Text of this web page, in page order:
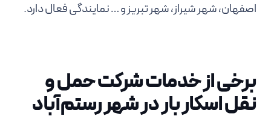
اصفهان، شهر شیراز، شهر تبریز و … نمایندگی فعال دارد.
برخی از خدمات شرکت حمل و
نقل اسکار بار در شهر رستم‌آباد